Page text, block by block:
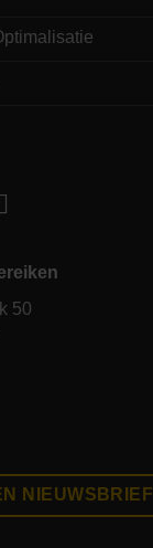
50
NIEUWSBRIEF